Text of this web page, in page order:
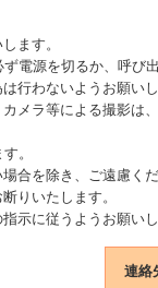
ます。
源を切るか、呼び出
わないようお願いし
ラ等による撮影は
。
を除き、ご遠慮くだ
りいたします。
に従うようお願いし
連絡